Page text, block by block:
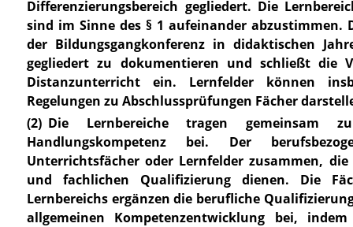
Differenzierungsbereich gegliedert. Die
sind im Sinne des§ 1 aufeinander abzustimmen.
der Bildungsgangkonferenz in didaktischen
gegliedert zu dokumentieren und schließt die
Distanzunterricht ein. Lernfelder können
Regelungen zu Abschlussprüfungen Fächer
(2) Die Lernbereiche tragen gemeinsam
Handlungskompetenz bei. Der
Unterrichtsfächer oder Lernfelder zusammen,
und fachlichen Qualifizierung dienen. Die
Lernbereichs ergänzen die berufliche
allgemeinen Kompetenzentwicklung bei,